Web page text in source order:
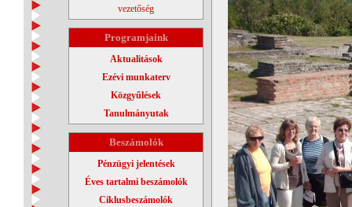
vezetőség
Programjaink
Aktualitások
Ezévi munkaterv
Közgyűlések
Tanulmányutak
Beszámolók
Pénzügyi jelentések
Éves tartalmi beszámolók
Ciklusbeszámolók